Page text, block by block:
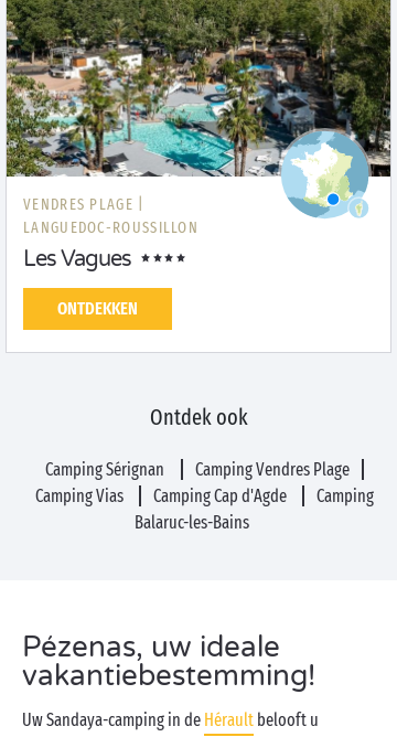
VENDRES PLAGE |
LANGUEDOC-ROUSSILLON
Les Vagues
ONTDEKKEN
Ontdek ook
Camping Sérignan
Camping Vendres Plage
Camping Vias
Camping Cap d'Agde
Camping
Balaruc-les-Bains
Pézenas, uw ideale
vakantiebestemming!
Uw Sandaya-camping in de Hérault belooft u